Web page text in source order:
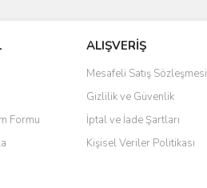
kalitesiz, bozuk veya görüntülenemiyor.
açıklamasında eksik bilgiler bulunuyor.
bilgilerinde hatalar bulunuyor.
diğer sitelerden daha pahalı.
benzer farklı alternatifler olmalı.
Formu
ALIŞVERİŞ
Mesafeli Satış Sözleşmesi
Gizlilik ve Güvenlik
İptal ve İade Şartları
Kişisel Veriler Politikası